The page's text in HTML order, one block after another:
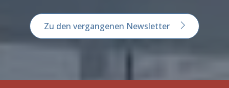
Zu den vergangenen Newsletter